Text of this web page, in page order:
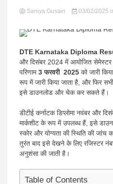
Saniya Gusain 03/02/2025
DTE Karnataka Diploma
और दिसंबर 2024 में आयोजित सेमेस्टर
परिणाम3 फरवरी 2025 को जारी
रूप में जारी किया जाता है, और फिर
इसे डाउनलोड और चेक कर सकते हैं।
डीटीई कर्नाटक डिप्लोमा नवंबर और
मार्कशीट के रूप में उपलब्ध हैं, इसे
स्कोर और योग्यता की स्थिति की जांच
तुरंत बाद इसे देखने के लिए रजिस्टर
अनुशंसा की जाती है।
Table of Contents